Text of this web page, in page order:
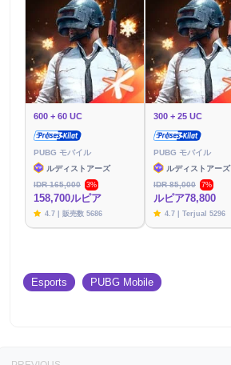
600 + 60 UC
PUBG モバイル
ルディストアーズ
IDR 165,000
3%
158,700ルピア
4.7 | 販売数 5686
300 + 25 UC
PUBG モバイル
ルディストアーズ
IDR 85,000
7%
ルピア78,800
4.7 | Terjual 5296
Esports PUBG Mobile